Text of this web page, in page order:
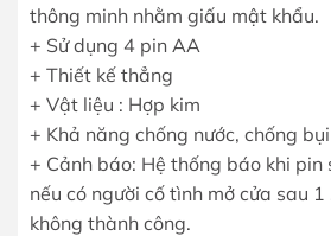
thông minh nhằm giấu mật khẩu.
+ Sử dụng 4 pin AA
+ Thiết kế thẳng
+ Vật liệu : Hợp kim
+ Khả năng chống nước, chống
+ Cảnh báo: Hệ thống báo khi pin
nếu có người cố tình mở cửa sau
không thành công.